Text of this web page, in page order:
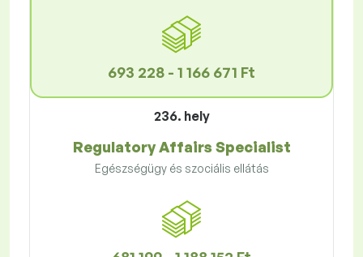
693 228 - 1 166 671 Ft
236. hely
Regulatory Affairs Specialist
Egészségügy és szociális ellátás